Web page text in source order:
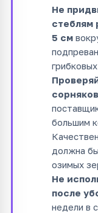
Не
стеблям
5 см
большим
должна
озимых
Не
после
недели в